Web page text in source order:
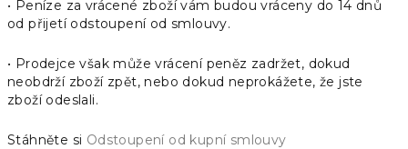
• Peníze za vrácené zboží vám budou vráceny do 14 dnů
od přijetí odstoupení od smlouvy.
• Prodejce však může vrácení peněz zadržet, dokud
neobdrží zboží zpět, nebo dokud neprokážete, že jste
zboží odeslali.
Stáhněte si Odstoupení od kupní smlouvy